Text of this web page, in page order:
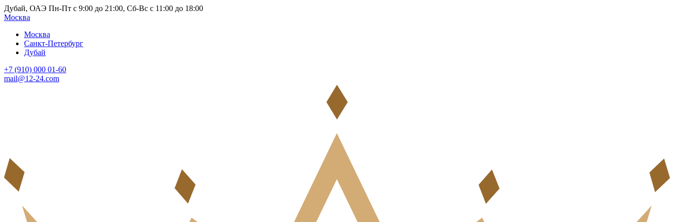
Дубай, ОАЭ Пн-Пт с 9:00 до 21:00, Сб-Вс с 11:00 до 18:00
Москва
Москва
Санкт-Петербург
Дубай
+7 (910) 000 01-60
mail@12-24.com